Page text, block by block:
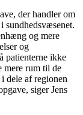
der handler om
sundhedsvæsenet.
og mere
og
patienterne ikke
mere rum til de
dele af regionen
siger Jens